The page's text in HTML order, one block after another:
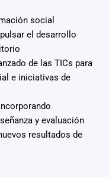
social
el desarrollo
de las TICs para
e iniciativas de
y evaluación
resultados de